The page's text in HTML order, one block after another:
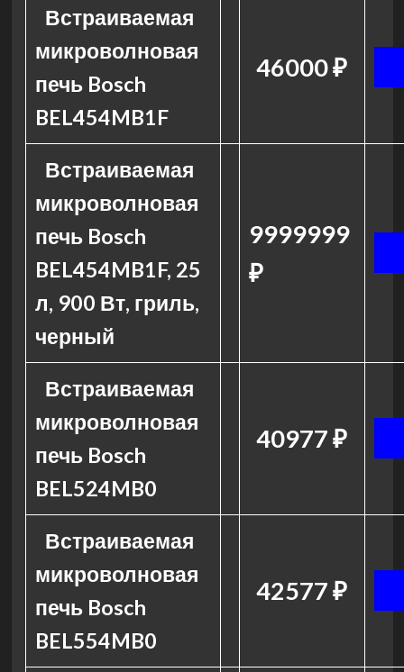
Встраиваемая
микроволновая
печь Bosch
BEL454MB1F
46000 ₽
Встраиваемая
микроволновая
печь Bosch
BEL454MB1F, 25
л, 900 Вт, гриль,
черный
9999999
₽
Встраиваемая
микроволновая
печь Bosch
BEL524MB0
40977 ₽
Встраиваемая
микроволновая
печь Bosch
BEL554MB0
42577 ₽